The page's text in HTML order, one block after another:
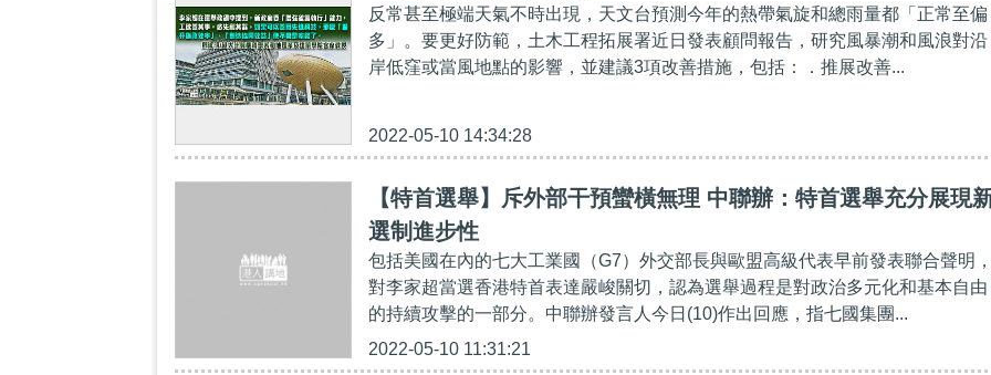
反常甚至極端天氣不時出現，天文台預測今年的熱帶氣旋和總雨量都「正常至偏
多」。要更好防範，土木工程拓展署近日發表顧問報告，研究風暴潮和風浪對沿
岸低窪或當風地點的影響，並建議3項改善措施，包括：．推展改善...
2022-05-10 14:34:28
【特首選舉】斥外部干預蠻橫無理 中聯辦：特首選舉充分展現
選制進步性
包括美國在內的七大工業國（G7）外交部長與歐盟高級代表早前發表聯合聲明
對李家超當選香港特首表達嚴峻關切，認為選舉過程是對政治多元化和基本自由
的持續攻擊的一部分。中聯辦發言人今日(10)作出回應，指七國集團...
2022-05-10 11:31:21